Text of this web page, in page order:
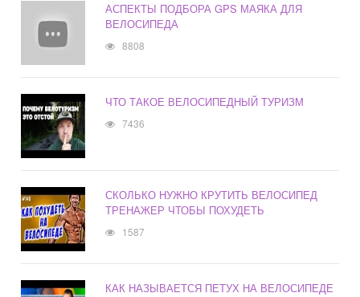
АСПЕКТЫ ПОДБОРА GPS МАЯКА ДЛЯ
ВЕЛОСИПЕДА
8808
ЧТО ТАКОЕ ВЕЛОСИПЕДНЫЙ ТУРИЗМ
7436
СКОЛЬКО НУЖНО КРУТИТЬ ВЕЛОСИПЕД
ТРЕНАЖЕР ЧТОБЫ ПОХУДЕТЬ
1587
КАК НАЗЫВАЕТСЯ ПЕТУХ НА ВЕЛОСИПЕДЕ